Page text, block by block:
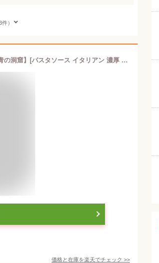
）
青の洞窟 海老と帆立のトマトクリーム(140g*3箱セット)【青の洞窟】[パスタソース イタリアン 濃厚 1人前]
価格と在庫を楽天でチェック >>